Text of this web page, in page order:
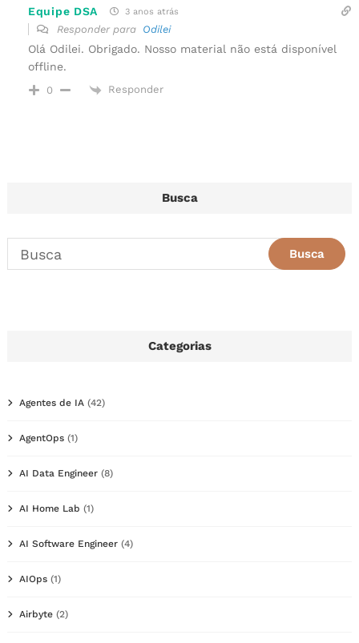
Equipe DSA 3 anos atrás
Responder para Odilei
Olá Odilei. Obrigado. Nosso material não está disponível
offline.
0 Responder
Busca
Categorias
Agentes de IA (42)
AgentOps (1)
AI Data Engineer (8)
AI Home Lab (1)
AI Software Engineer (4)
AIOps (1)
Airbyte (2)